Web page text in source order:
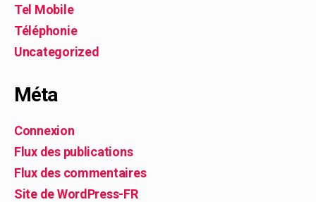
Tel Mobile
Téléphonie
Uncategorized
Méta
Connexion
Flux des publications
Flux des commentaires
Site de WordPress-FR